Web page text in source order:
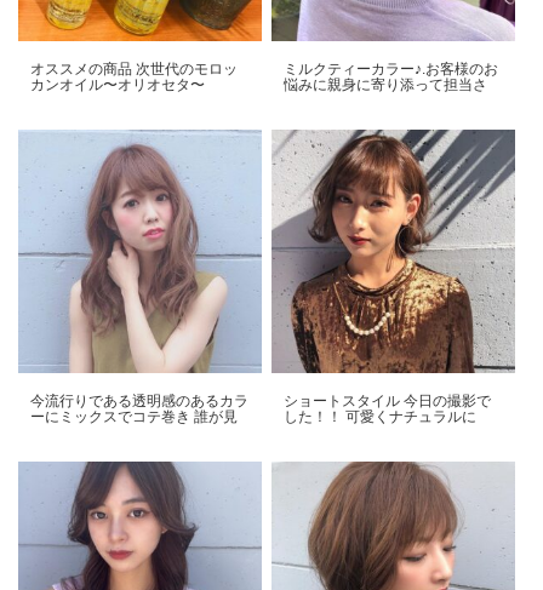
️オススメの商品️ 次世代のモロッ
カンオイル〜オリオセタ〜️
ミルクティーカラー♪.お客様のお
悩みに親身に寄り添って担当さ
今流行りである透明感のあるカラ
ーにミックスでコテ巻き 誰が見
ショートスタイル️ 今日の撮影で
した！！ 可愛くナチュラルに